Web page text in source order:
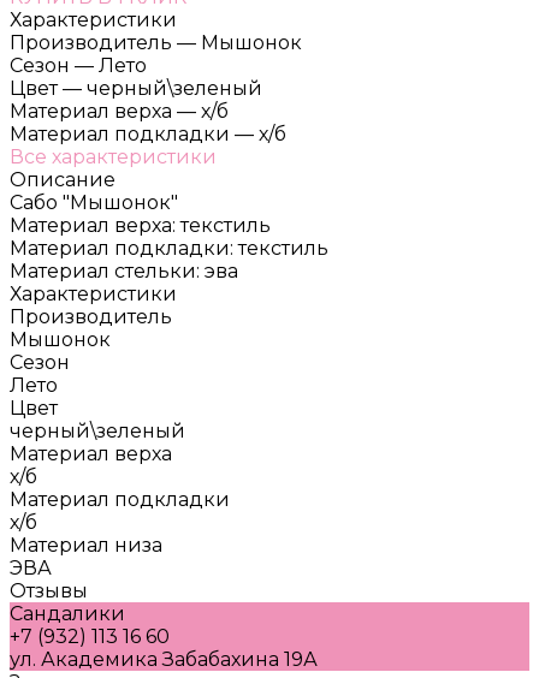
Характеристики
Производитель — Мышонок
Сезон — Лето
Цвет — черный\зеленый
Материал верха — х/б
Материал подкладки — х/б
Все характеристики
Описание
Сабо "Мышонок"
Материал верха: текстиль
Материал подкладки: текстиль
Материал стельки: эва
Характеристики
Производитель
Мышонок
Сезон
Лето
Цвет
черный\зеленый
Материал верха
х/б
Материал подкладки
х/б
Материал низа
ЭВА
Отзывы
Сандалики
+7 (932) 113 16 60
ул. Академика Забабахина 19А